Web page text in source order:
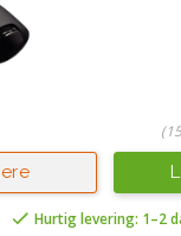
Hurtig levering: 1–2